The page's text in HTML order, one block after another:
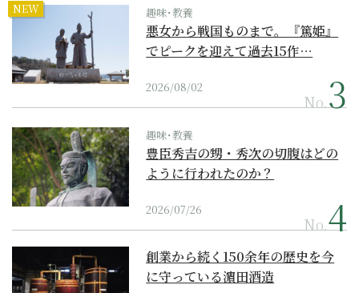
NEW 趣味･教養
悪女から戦国ものまで。『篤姫』
でピークを迎えて過去15作…
2026/08/02
No.
趣味･教養
豊臣秀吉の甥・秀次の切腹はどの
ように行われたのか？
2026/07/26
No.
創業から続く150余年の歴史を今
に守っている濵田酒造